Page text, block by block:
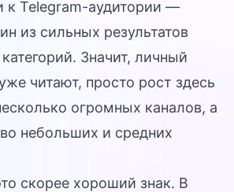
к Telegram-аудитории —
из сильных результатов
Значит, личный
читают, просто рост здесь
огромных каналов, а
небольших и средних
скорее хороший знак. В